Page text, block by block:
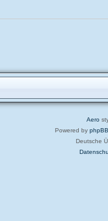
Aero
Powered by phpBB
Deutsche